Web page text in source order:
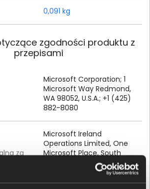
0,091 kg
zgodności produktu z
przepisami
Microsoft Corporation; 1
Microsoft Way Redmond,
WA 98052, U.S.A.; +1 (425)
882-8080
za
Microsoft Ireland
Operations Limited, One
Microsoft Place, South
County Business Park,
Dublin D18 P521 IRELAND,
eureg@microsoft.com